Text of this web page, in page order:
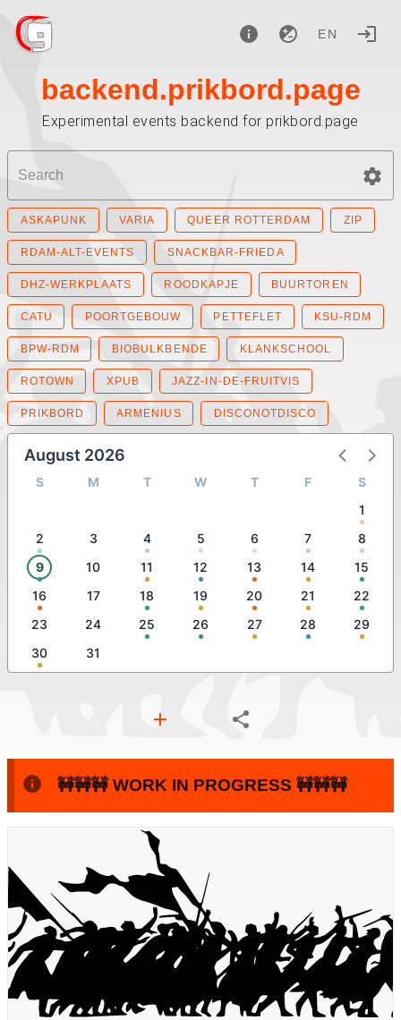
EN
backend.prikbord.page
Experimental events backend for prikbord.page
ASKAPUNK VARIA QUEER ROTTERDAM ZIP
RDAM-ALT-EVENTS SNACKBAR-FRIEDA
DHZ-WERKPLAATS ROODKAPJE BUURTOREN
CATU POORTGEBOUW PETTEFLET KSU-RDM
BPW-RDM BIOBULKBENDE KLANKSCHOOL
ROTOWN XPUB JAZZ-IN-DE-FRUITVIS
PRIKBORD ARMENIUS DISCONOTDISCO
August 2026
S M T W T F
S
1
2
3 4 5 6 7
8
9
10 11 12 13 14
15
16
17 18 19 20 21
22
23
24 25 26 27 28
29
30
31
🚧🚧🚧 WORK IN PROGRESS 🚧🚧🚧